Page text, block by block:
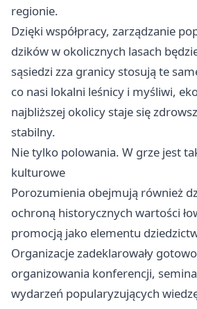
regionie.
Dzięki współpracy, zarządzanie
dzików w okolicznych lasach
sąsiedzi zza granicy stosują te
co nasi lokalni leśnicy i myśliwi,
najbliższej okolicy staje się
stabilny.
Nie tylko polowania. W grze jest
kulturowe
Porozumienia obejmują również
ochroną historycznych wartości
promocją jako elementu
Organizacje zadeklarowały
organizowania konferencji,
wydarzeń popularyzujących